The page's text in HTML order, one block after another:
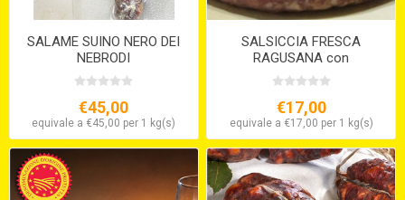
SALAME SUINO NERO DEI
NEBRODI
€45,00
equivale a €45,00 per 1 kg(s)
SALSICCIA FRESCA
RAGUSANA con
finocchietto selvatico
€17,00
equivale a €17,00 per 1 kg(s)